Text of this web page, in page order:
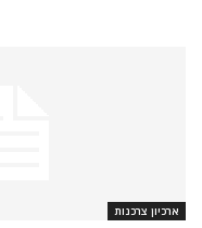
ארכיון צרכנות